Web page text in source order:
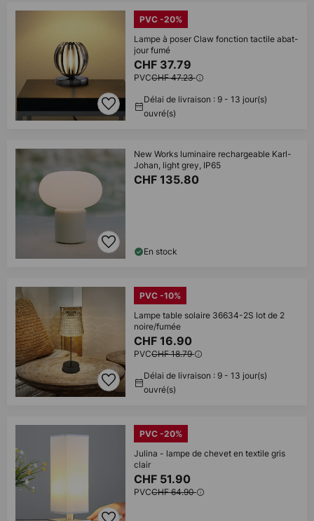
PVC -20%
Lampe à poser Claw fonction tactile abat-
jour fumé
CHF 37.79
PVCCHF 47.23
Délai de livraison : 9 - 13 jour(s)
ouvré(s)
New Works luminaire rechargeable Karl-
Johan, light grey, IP65
CHF 135.80
En stock
PVC -10%
Lampe table solaire 36634-2S lot de 2
noire/fumée
CHF 16.90
PVCCHF 18.79
Délai de livraison : 9 - 13 jour(s)
ouvré(s)
PVC -20%
Julina - lampe de chevet en textile gris
clair
CHF 51.90
PVCCHF 64.90